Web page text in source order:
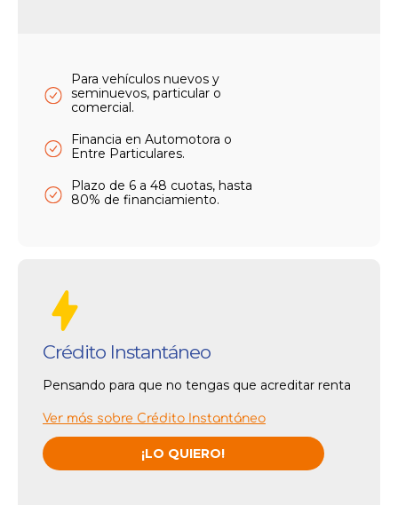
Para vehículos nuevos y
seminuevos, particular o
comercial.
Financia en Automotora o
Entre Particulares.
Plazo de 6 a 48 cuotas, hasta
80% de financiamiento.
Crédito Instantáneo
Pensando para que no tengas que acreditar renta
Ver más sobre Crédito Instantáneo
¡LO QUIERO!